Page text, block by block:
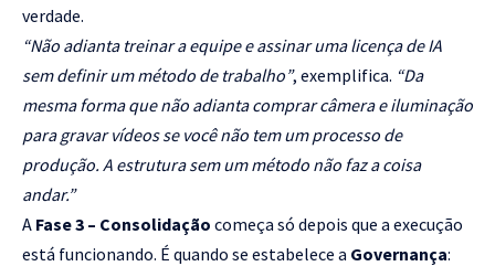
verdade.
“Não adianta treinar a equipe e assinar uma licença de IA
sem definir um método de trabalho”, exemplifica. “Da
mesma forma que não adianta comprar câmera e iluminação
para gravar vídeos se você não tem um processo de
produção. A estrutura sem um método não faz a coisa
andar.”
A Fase 3 – Consolidação começa só depois que a execução
está funcionando. É quando se estabelece a Governança: